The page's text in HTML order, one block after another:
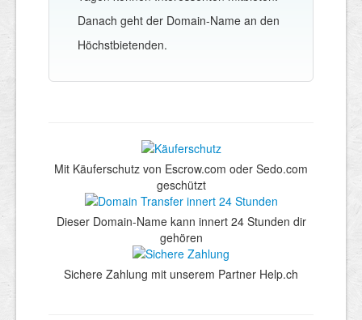
Danach geht der Domain-Name an den
Höchstbietenden.
Mit Käuferschutz von Escrow.com oder Sedo.com
geschützt
Dieser Domain-Name kann innert 24 Stunden dir
gehören
Sichere Zahlung mit unserem Partner Help.ch